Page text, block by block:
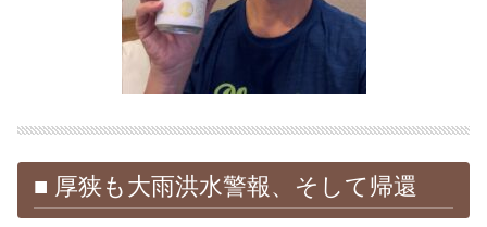
■ 厚狭も大雨洪水警報、そして帰還